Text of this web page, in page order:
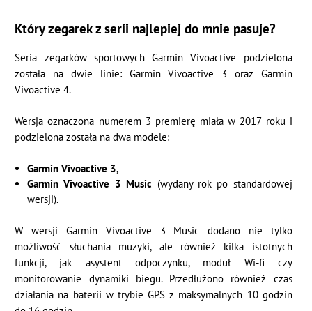
Który zegarek z serii najlepiej do mnie pasuje?
Seria zegarków sportowych Garmin Vivoactive podzielona
została na dwie linie: Garmin Vivoactive 3 oraz Garmin
Vivoactive 4.
Wersja oznaczona numerem 3 premierę miała w 2017 roku i
podzielona została na dwa modele:
Garmin Vivoactive 3,
Garmin Vivoactive 3 Music (wydany rok po standardowej
wersji).
W wersji Garmin Vivoactive 3 Music dodano nie tylko
możliwość słuchania muzyki, ale również kilka istotnych
funkcji, jak asystent odpoczynku, moduł Wi-fi czy
monitorowanie dynamiki biegu. Przedłużono również czas
działania na baterii w trybie GPS z maksymalnych 10 godzin